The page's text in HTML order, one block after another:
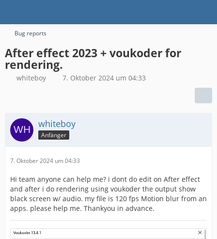
Bug reports
After effect 2023 + voukoder for
rendering.
whiteboy 7. Oktober 2024 um 04:33
whiteboy
Anfänger
7. Oktober 2024 um 04:33
Hi team anyone can help me? i dont do edit on After effect
and after i do rendering using voukoder the output show
black screen w/ audio. my file is 120 fps Motion blur from an
apps. please help me. Thankyou in advance.